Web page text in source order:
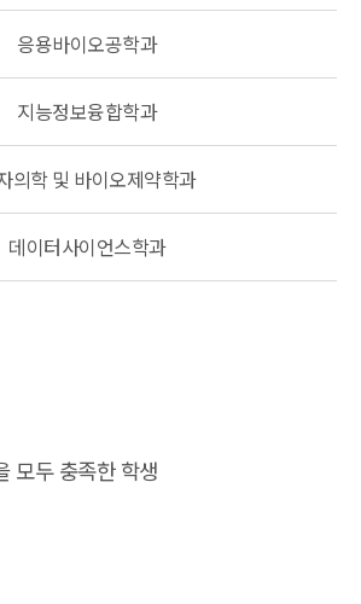
응용바이오공학과
지능정보융합학과
의학 및 바이오제약학과
데이터사이언스학과
모두 충족한 학생